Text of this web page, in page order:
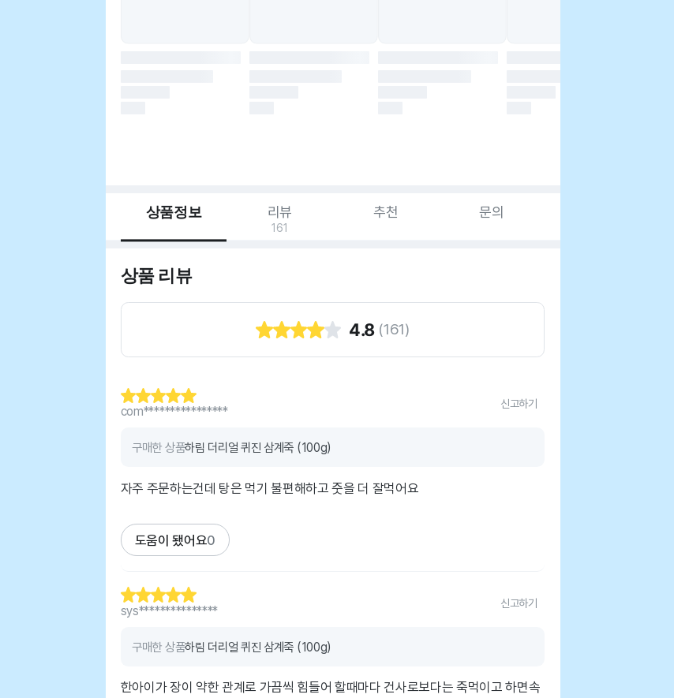
상품정보 리뷰
161
추천 문의
상품 리뷰
4.8 (161)
com****************
신고하기
구매한 상품하림 더리얼 퀴진 삼계죽 (100g)
자주 주문하는건데 탕은 먹기 불편해하고 줏을 더 잘먹어요
도움이 됐어요0
sys***************
신고하기
구매한 상품하림 더리얼 퀴진 삼계죽 (100g)
한아이가 장이 약한 관계로 가끔씩 힘들어 할때마다 건사로보다는 죽먹이고 하면속